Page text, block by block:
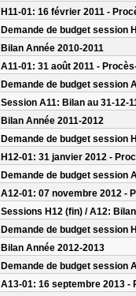
H11-01: 16 février 2011 -
Demande de budget session
Bilan Année 2010-2011
A11-01: 31 août 2011 -
Demande de budget session
Session A11: Bilan au 31-12-
Bilan Année 2011-2012
Demande de budget session
H12-01: 31 janvier 2012 -
Demande de budget session
A12-01: 07 novembre 2012 -
Sessions H12 (fin) / A12:
Demande de budget session
Bilan Année 2012-2013
Demande de budget session
A13-01: 16 septembre 2013 -